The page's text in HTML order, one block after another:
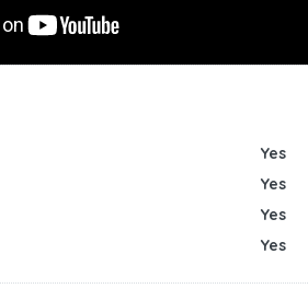
Yes
Yes
Yes
Yes